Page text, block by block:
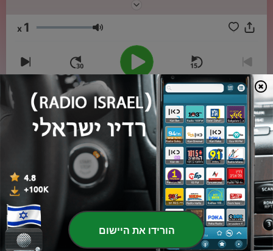
עוצמת שמע 1
00:00
פרקים
615
-
Invisible_Man_the_Part_14
04 אוג' 2026
614
-
Invisible_Man_the_Part_9
613
-
Invisible_Man_the_Part_8
הורידו את היישום